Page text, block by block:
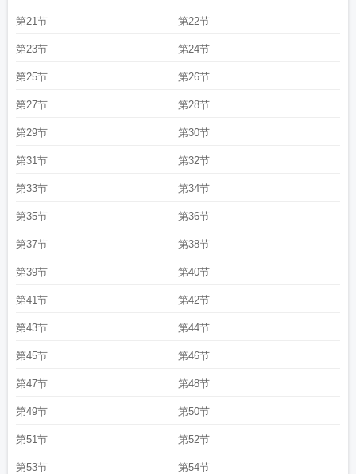
第21节 第22节
第23节 第24节
第25节 第26节
第27节 第28节
第29节 第30节
第31节 第32节
第33节 第34节
第35节 第36节
第37节 第38节
第39节 第40节
第41节 第42节
第43节 第44节
第45节 第46节
第47节 第48节
第49节 第50节
第51节 第52节
第53节 第54节